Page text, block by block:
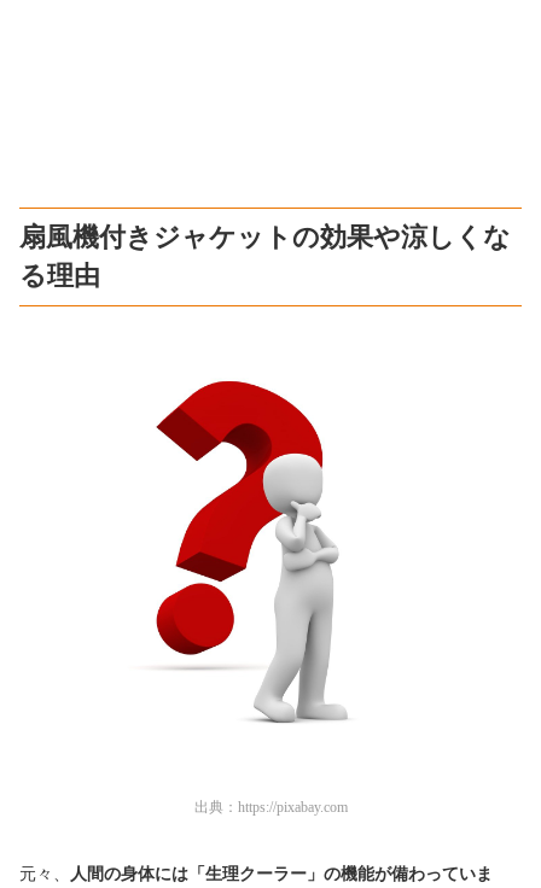
扇風機付きジャケットの効果や涼しくな
る理由
出典： https://pixabay.com
元々、
人間の身体には「生理クーラー」の機能が備わっていま